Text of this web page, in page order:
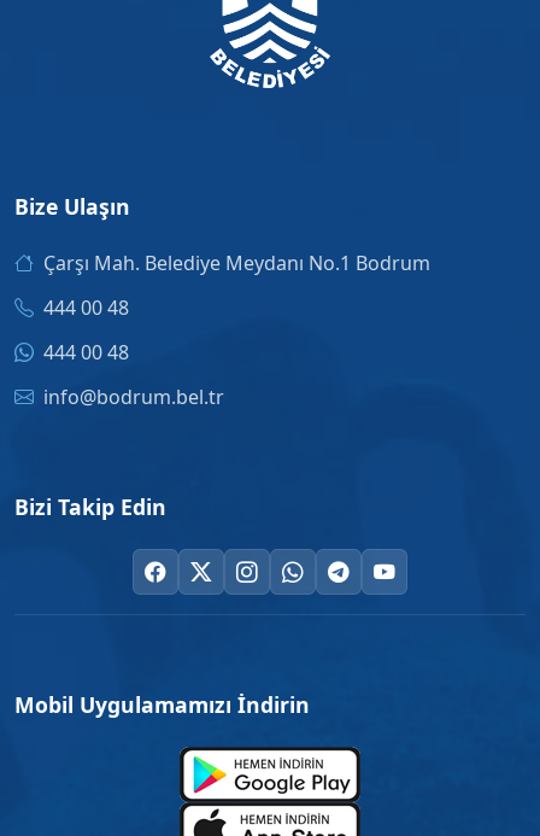
Bize Ulaşın
Çarşı Mah. Belediye Meydanı No.1 Bodrum
444 00 48
444 00 48
info@bodrum.bel.tr
Bizi Takip Edin
Mobil Uygulamamızı İndirin